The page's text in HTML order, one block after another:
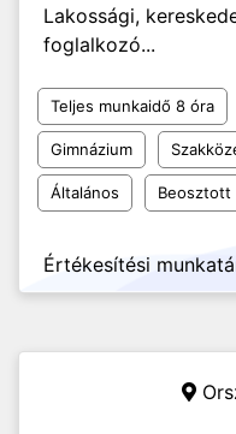
Lakossági,
foglalkozó...
Teljes munkaidő 8 óra
Gimnázium
Általános Beosztott
Értékesítési